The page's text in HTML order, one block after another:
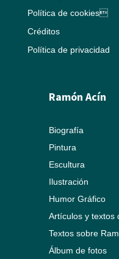
Política de cookies
Créditos
Política de privacidad
Ramón Acín
Biografía
Pintura
Escultura
Ilustración
Humor Gráfico
Artículos y textos
Textos sobre
Álbum de fotos